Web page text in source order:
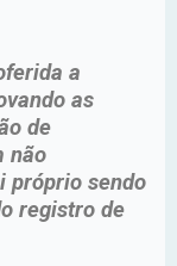
a
as
de
não
próprio sendo
registro de